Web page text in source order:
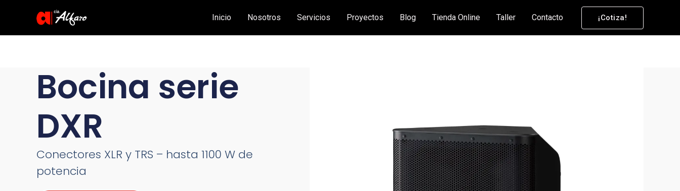
Inicio Nosotros Servicios Proyectos Blog Tienda Online Taller Contacto ¡Cotiza!
Bocina serie
DXR
Conectores XLR y TRS – hasta 1100 W de
potencia